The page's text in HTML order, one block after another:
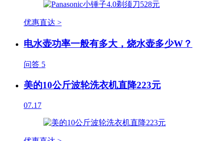
优惠直达 >
电水壶功率一般有多大，烧水壶多少W？
问答 5
美的10公斤波轮洗衣机直降223元
07.17